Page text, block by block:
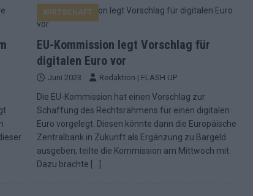
Favorit, Australien aufgestiegen – alle 25 Acts im Kurzcheck
Zahl zur Ikone wurde: 70 Jahre ESC-Wertungsgeschichte!
– 26 Länder wollen den Sieg in Wien EUROVISION
– der Rest des ESC-Halbfinales war solide, aber kein Feuerwerk
die Wettquoten – vier sicher, sechs zittern, einer chancenlos!
WIRTSCHAFT
EU-Kommission legt Vorschlag für
digitalen Euro vor
Juni 2023 Redaktion | FLASH UP
Die EU-Kommission hat einen Vorschlag zur
Schaffung des Rechtsrahmens für einen digitalen
Euro vorgelegt. Diesen könnte dann die Europäische
Zentralbank in Zukunft als Ergänzung zu Bargeld
ausgeben, teilte die Kommission am Mittwoch mit.
Dazu brachte